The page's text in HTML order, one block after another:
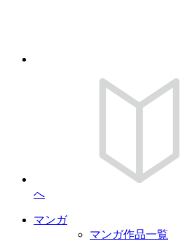
へ
マンガ
マンガ作品一覧